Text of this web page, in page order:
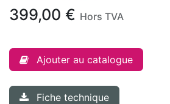
399,00 € Hors TVA
Ajouter au catalogue
Fiche technique